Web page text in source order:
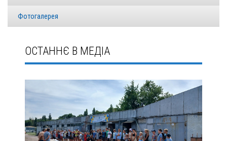
Фотогалерея
ОСТАННЄ В МЕДІА